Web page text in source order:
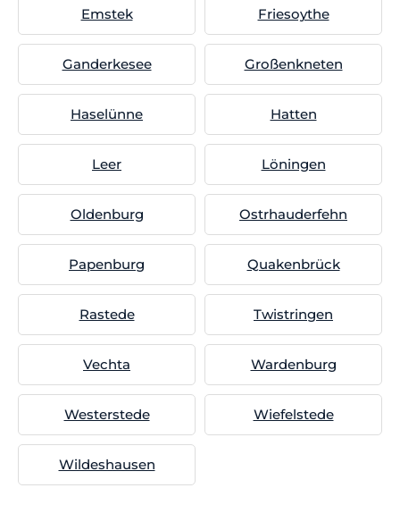
Emstek Friesoythe
Ganderkesee Großenkneten
Haselünne Hatten
Leer Löningen
Oldenburg Ostrhauderfehn
Papenburg Quakenbrück
Rastede Twistringen
Vechta Wardenburg
Westerstede Wiefelstede
Wildeshausen